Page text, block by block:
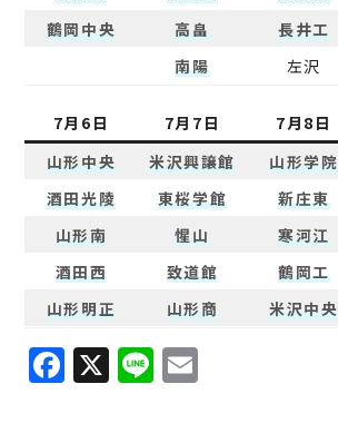
鶴岡中央
高畠 長井工
南陽
左沢
7月6日 7月7日 7月8日
山形中央
米沢興譲館 山形学院
酒田光陵
東桜学館 新庄東
山形南
惺山 寒河江
酒田西
致道館 鶴岡工
山形明正
山形商 米沢中央
F
a
X Li
n